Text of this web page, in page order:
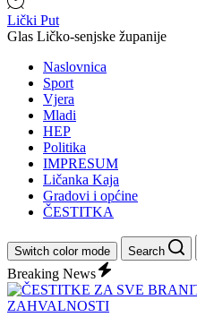
Lički Put
Glas Ličko-senjske županije
Naslovnica
Sport
Vjera
Mladi
HEP
Politika
IMPRESUM
Ličanka Kaja
Gradovi i općine
ČESTITKA
Switch color mode Search
Breaking News